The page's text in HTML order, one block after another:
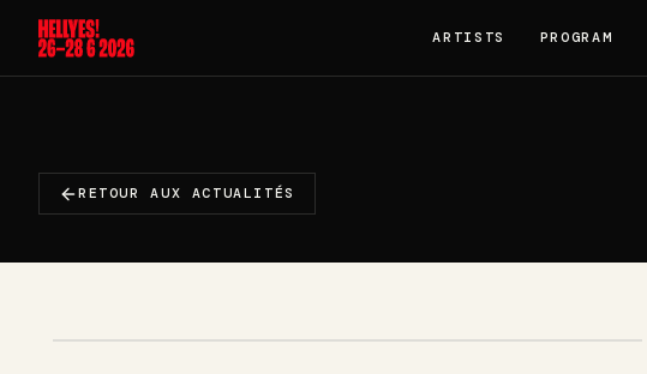
ARTISTS PROGRAM
RETOUR AUX ACTUALITÉS